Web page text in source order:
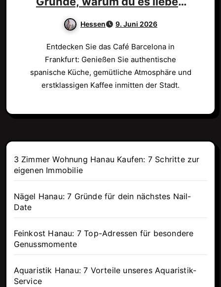
Hessen 9. Juni 2026
Entdecken Sie das Café Barcelona in
Frankfurt: Genießen Sie authentische
spanische Küche, gemütliche Atmosphäre und
erstklassigen Kaffee inmitten der Stadt.
3 Zimmer Wohnung Hanau Kaufen: 7 Schritte zur
eigenen Immobilie
Nägel Hanau: 7 Gründe für dein nächstes Nail-
Date
Feinkost Hanau: 7 Top-Adressen für besondere
Genussmomente
Aquaristik Hanau: 7 Vorteile unseres Aquaristik-
Service